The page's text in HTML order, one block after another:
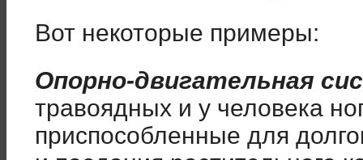
Вот некоторые примеры:
Опорно-двигательная
травоядных и у человека
приспособленные для